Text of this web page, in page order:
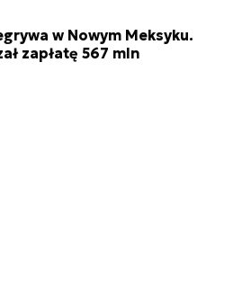
w Nowym Meksyku.
zapłatę 567 mln